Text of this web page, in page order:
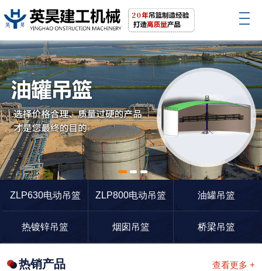
1 2 3
ZLP630电动吊篮
ZLP800电动吊篮 油罐吊篮
热镀锌吊篮 烟囱吊篮 桥梁吊篮
查看更多 +
热销产品